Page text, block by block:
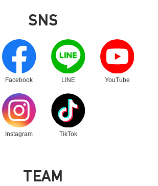
SNS
Facebook
別ウィンドウリンク
LINE
別ウィンドウリンク
YouTube
別ウィンドウリンク
Instagram
別ウィンドウリンク
TikTok
別ウィンドウリンク
TEAM